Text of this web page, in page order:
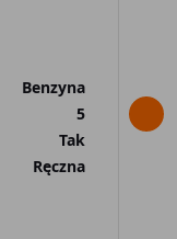
Benzyna
5
Tak
Ręczna